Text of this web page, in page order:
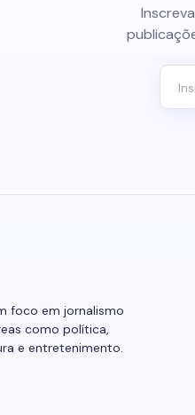
foco em jornalismo
como política,
e entretenimento.